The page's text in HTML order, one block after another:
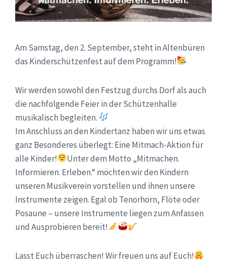
Am Samstag, den 2. September, steht in Altenbüren
das Kinderschützenfest auf dem Programm!
Wir werden sowohl den Festzug durchs Dorf als auch
die nachfolgende Feier in der Schützenhalle
musikalisch begleiten.
Im Anschluss an den Kindertanz haben wir uns etwas
ganz Besonderes überlegt: Eine Mitmach-Aktion für
alle Kinder!
Unter dem Motto „Mitmachen.
Informieren. Erleben.“ möchten wir den Kindern
unseren Musikverein vorstellen und ihnen unsere
Instrumente zeigen. Egal ob Tenorhorn, Flöte oder
Posaune – unsere Instrumente liegen zum Anfassen
und Ausprobieren bereit!
Lasst Euch überraschen! Wir freuen uns auf Euch!